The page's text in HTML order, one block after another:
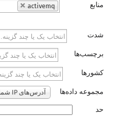
منابع
activemq
شدت
برچسب‌ها
کشورها
مجموعه داده‌ها آدرس‌های IP شمارش شده
حد